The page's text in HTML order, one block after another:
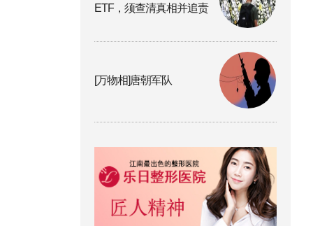
ETF，须查清真相并追责
[万物相]唐朝军队